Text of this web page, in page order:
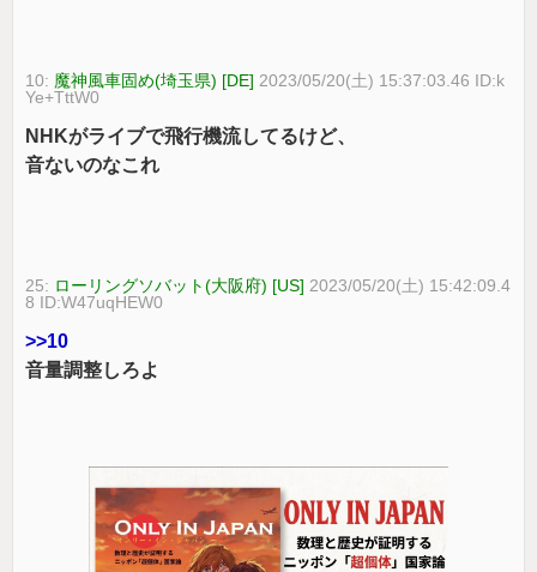
10: 魔神風車固め(埼玉県) [DE] 2023/05/20(土) 15:37:03.46 ID:k
Ye+TttW0
NHKがライブで飛行機流してるけど、
音ないのなこれ
25: ローリングソバット(大阪府) [US] 2023/05/20(土) 15:42:09.4
8 ID:W47uqHEW0
>>10
音量調整しろよ